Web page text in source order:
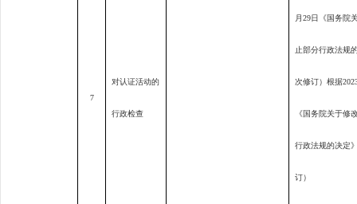
7
对认证活动的
行政检查
月29日《国务院
止部分行政法规
次修订）根据
《国务院关于修
行政法规的决定
订）